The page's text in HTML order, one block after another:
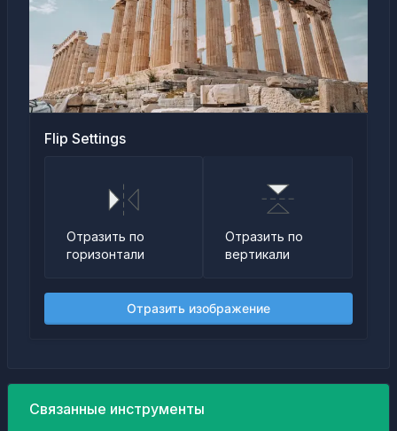
Flip Settings
Отразить по
горизонтали
Отразить по
вертикали
Отразить изображение
Связанные инструменты